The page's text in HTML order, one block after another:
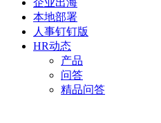
企业出海
本地部署
人事钉钉版
HR动态
产品
问答
精品问答